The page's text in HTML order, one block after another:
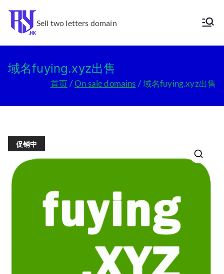
内
Ry.hk
Sell two letters domain
域名fuying.xyz出售
首页 On sale domains 域名fuying.xyz出售
促销中